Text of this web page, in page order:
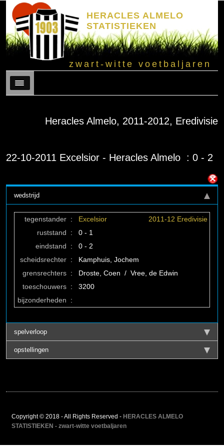
HERACLES ALMELO
STATISTIEKEN
zwart-witte voetbaljaren
Menu
Heracles Almelo, 2011-2012, Eredivisie
22-10-2011 Excelsior - Heracles Almelo : 0 - 2
wedstrijd
tegenstander : Excelsior
2011-12 Eredivisie
ruststand
:
0 - 1
eindstand
:
0 - 2
scheidsrechter :
Kamphuis, Jochem
grensrechters :
Droste, Coen / Vree, de Edwin
toeschouwers :
3200
bijzonderheden
:
spelverloop
opstellingen
Copyright © 2018 - All Rights Reserved - HERACLES ALMELO
STATISTIEKEN - zwart-witte voetbaljaren